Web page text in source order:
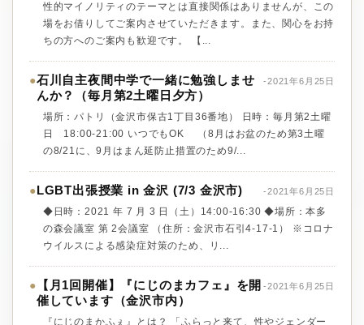
性的マイノリティのテーマとは直接関係はありませんが、この
場をお借りしてご案内させていただきます。また、関心をお持
ちの方へのご案内も歓迎です。 【...
●石川自主夜間中学で一緒に勉強しませ
んか？（毎月第2土曜日夕方）
-2021年6月25日
場所：パトリ（金沢市保古1丁目36番地） 日時：毎月第2土曜
日 18:00-21:00 いつでもOK （8月はお盆のため第3土曜
の8/21に、9月はまん延防止措置のため9/...
●LGBT出張授業 in 金沢 (7/3 金沢市) -2021年6月25日
◆日時：2021 年 7 月 3 日（土）14:00-16:30 ◆場所：本多
の森会議室 第 2会議室 （住所：金沢市石引4-17-1） ※コロナ
ウイルスによる感染症対策のため、リ...
●
【月1回開催】『にじのまカフェ』を開
催しています（金沢市内）
-2021年6月25日
『にじのまかふぇ』とは？ 「ふらっと来て、性やジェンダー